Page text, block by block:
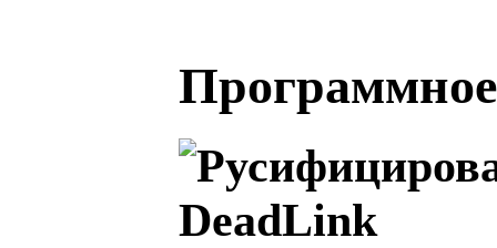
Программное
DeadLink